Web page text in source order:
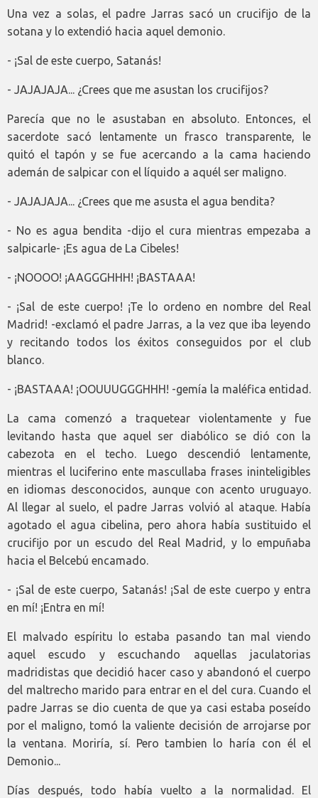
Una vez a solas, el padre Jarras sacó un crucifijo de la
sotana y lo extendió hacia aquel demonio.
- ¡Sal de este cuerpo, Satanás!
- JAJAJAJA... ¿Crees que me asustan los crucifijos?
Parecía que no le asustaban en absoluto. Entonces, el
sacerdote sacó lentamente un frasco transparente, le
quitó el tapón y se fue acercando a la cama haciendo
ademán de salpicar con el líquido a aquél ser maligno.
- JAJAJAJA... ¿Crees que me asusta el agua bendita?
- No es agua bendita -dijo el cura mientras empezaba a
salpicarle- ¡Es agua de La Cibeles!
- ¡NOOOO! ¡AAGGGHHH! ¡BASTAAA!
- ¡Sal de este cuerpo! ¡Te lo ordeno en nombre del Real
Madrid! -exclamó el padre Jarras, a la vez que iba leyendo
y recitando todos los éxitos conseguidos por el club
blanco.
- ¡BASTAAA! ¡OOUUUGGGHHH! -gemía la maléfica entidad.
La cama comenzó a traquetear violentamente y fue
levitando hasta que aquel ser diabólico se dió con la
cabezota en el techo. Luego descendió lentamente,
mientras el luciferino ente mascullaba frases ininteligibles
en idiomas desconocidos, aunque con acento uruguayo.
Al llegar al suelo, el padre Jarras volvió al ataque. Había
agotado el agua cibelina, pero ahora había sustituido el
crucifijo por un escudo del Real Madrid, y lo empuñaba
hacia el Belcebú encamado.
- ¡Sal de este cuerpo, Satanás! ¡Sal de este cuerpo y entra
en mí! ¡Entra en mí!
El malvado espíritu lo estaba pasando tan mal viendo
aquel escudo y escuchando aquellas jaculatorias
madridistas que decidió hacer caso y abandonó el cuerpo
del maltrecho marido para entrar en el del cura. Cuando el
padre Jarras se dio cuenta de que ya casi estaba poseído
por el maligno, tomó la valiente decisión de arrojarse por
la ventana. Moriría, sí. Pero tambien lo haría con él el
Demonio...
Días después, todo había vuelto a la normalidad. El